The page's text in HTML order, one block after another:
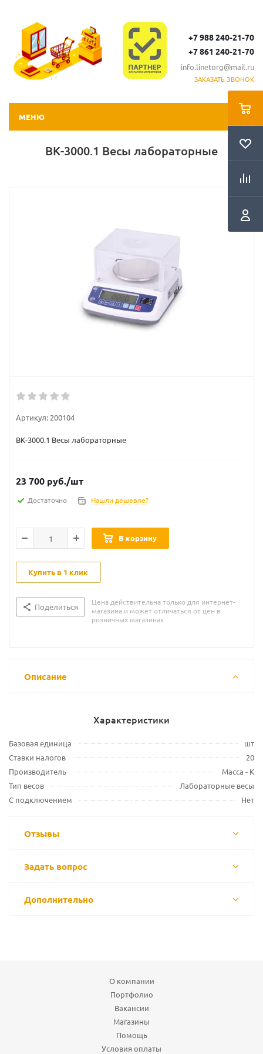
+7 988 240-21-70
+7 861 240-21-70
info.linetorg@mail.ru
ЗАКАЗАТЬ ЗВОНОК
МЕНЮ
ВК-3000.1 Весы лабораторные
Артикул: 200104
ВК-3000.1 Весы лабораторные
23 700 руб./шт
Достаточно Нашли дешевле?
В корзину
Купить в 1 клик
Поделиться
Цена действительна только для интернет-
магазина и может отличаться от цен в
розничных магазинах
Описание
Характеристики
Базовая единица
шт
Ставки налогов
20
Производитель
Масса - К
Тип весов
Лабораторные весы
С подключением
Нет
Отзывы
Задать вопрос
Дополнительно
О компании
Портфолио
Вакансии
Магазины
Помощь
Условия оплаты